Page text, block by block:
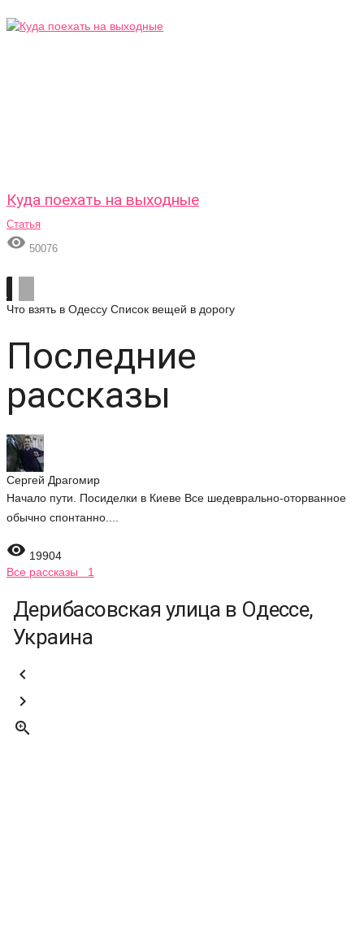
Куда поехать на выходные
Статья
 50076
Что взять в Одессу Список вещей в дорогу
Последние
рассказы
Сергей Драгомир
Начало пути. Посиделки в Киеве Все шедеврально-оторванное
обычно спонтанно....
 19904
Все рассказы 1
Дерибасовская улица в Одессе,
Украина


